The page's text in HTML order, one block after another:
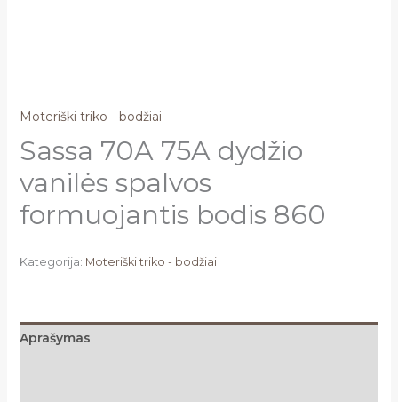
Moteriški triko - bodžiai
Sassa 70A 75A dydžio
vanilės spalvos
formuojantis bodis 860
Kategorija: Moteriški triko - bodžiai
Aprašymas